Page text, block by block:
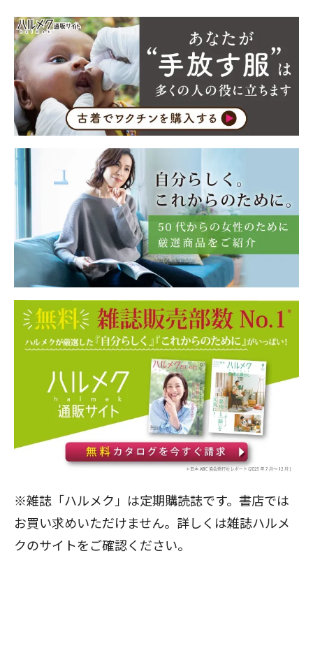
※雑誌「ハルメク」は定期購読誌です。書店では
お買い求めいただけません。詳しくは雑誌ハルメ
クのサイトをご確認ください。